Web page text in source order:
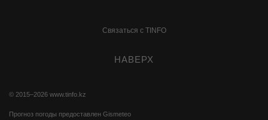
Связаться с TINFO
НАВЕРХ
© 2015–2026 www.tinfo.kz
Прогноз погоды предоставлен Gismeteo